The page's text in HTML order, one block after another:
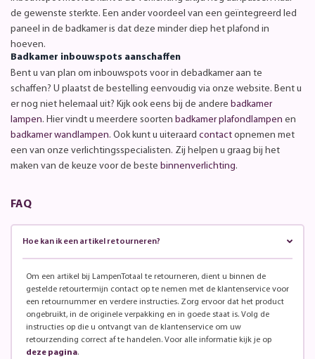
de gewenste sterkte. Een ander voordeel van een geïntegreerd led
paneel in de badkamer is dat deze minder diep het plafond in
hoeven.
Badkamer inbouwspots aanschaffen
Bent u van plan om inbouwspots voor in debadkamer aan te
schaffen? U plaatst de bestelling eenvoudig via onze website. Bent u
er nog niet helemaal uit? Kijk ook eens bij de andere badkamer
lampen. Hier vindt u meerdere soorten badkamer plafondlampen en
badkamer wandlampen. Ook kunt u uiteraard contact opnemen met
een van onze verlichtingsspecialisten. Zij helpen u graag bij het
maken van de keuze voor de beste binnenverlichting.
FAQ
Hoe kan ik een artikel retourneren?
Om een artikel bij LampenTotaal te retourneren, dient u binnen de
gestelde retourtermijn contact op te nemen met de klantenservice voor
een retournummer en verdere instructies. Zorg ervoor dat het product
ongebruikt, in de originele verpakking en in goede staat is. Volg de
instructies op die u ontvangt van de klantenservice om uw
retourzending correct af te handelen. Voor alle informatie kijk je op
deze pagina.